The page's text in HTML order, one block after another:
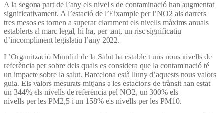
A la segona part de l’any els nivells de contaminació han augmentat
significativament. A l’estació de l’Eixample per l’NO2 als darrers
tres mesos es tornen a superar clarament els nivells màxims anuals
establerts al marc legal, hi ha, per tant, un risc significatiu
d’incompliment legislatiu l’any 2022.
L’Organització Mundial de la Salut ha establert uns nous nivells de
referència per sobre dels quals es considera que la contaminació té
un impacte sobre la salut. Barcelona està lluny d’aquests nous valors
guia. Els valors mesurats mitjans a les estacions de trànsit han estat
un 344% els nivells de referència pel NO2, un 300% els
nivells per les PM2,5 i un 158% els nivells per les PM10.